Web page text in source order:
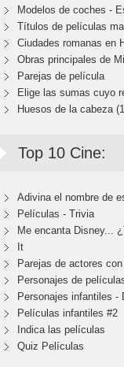
Modelos de coches -
Títulos de películas
Ciudades romanas en
Obras principales de
Parejas de película
Elige las sumas cuyo
Huesos de la cabeza
Top 10 Cine:
Adivina el nombre de
Películas - Trivia
Me encanta Disney...
It
Parejas de actores
Personajes de
Personajes infantiles -
Películas infantiles #2
Indica las películas
Quiz Películas